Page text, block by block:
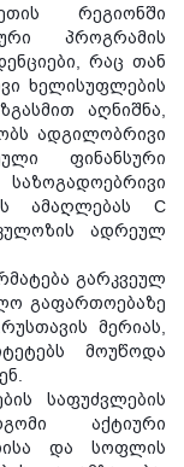
რეგიონში
პროგრამის
რაც თან
ხელისუფლების
აღნიშნა,
ადგილობრივი
ფინანსური
ამაღლებას C
ადრეულ
გარკვეულ
გაფართოებაზე
მერიას,
მოუწოდა
საფუძვლების
აქტიური
და სოფლის